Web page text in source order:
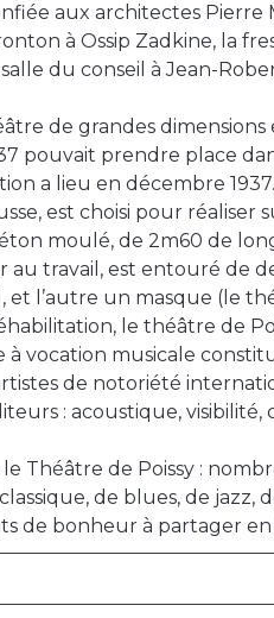
aux architectes Pierre
à Ossip Zadkine, la
du conseil à Jean-
de grandes dimensions
pouvait prendre place
a lieu en décembre 1937.
est choisi pour
moulé, de 2m60 de
travail, est entouré de
l’autre un masque (le
le théâtre de
à vocation musicale
de notoriété
: acoustique, visibilité,
Théâtre de Poissy :
de blues, de jazz,
de bonheur à partager